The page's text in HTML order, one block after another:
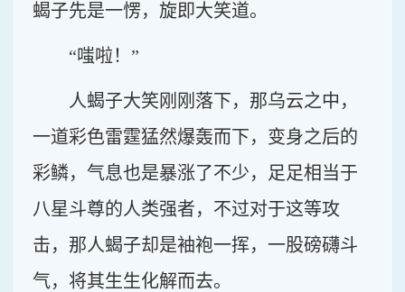
蝎子先是一愣，旋即大笑道。
“嗤啦！”
人蝎子大笑刚刚落下，那乌云之中，
一道彩色雷霆猛然爆轰而下，变身之后的
彩鳞，气息也是暴涨了不少，足足相当于
八星斗尊的人类强者，不过对于这等攻
击，那人蝎子却是袖袍一挥，一股磅礴斗
气，将其生生化解而去。